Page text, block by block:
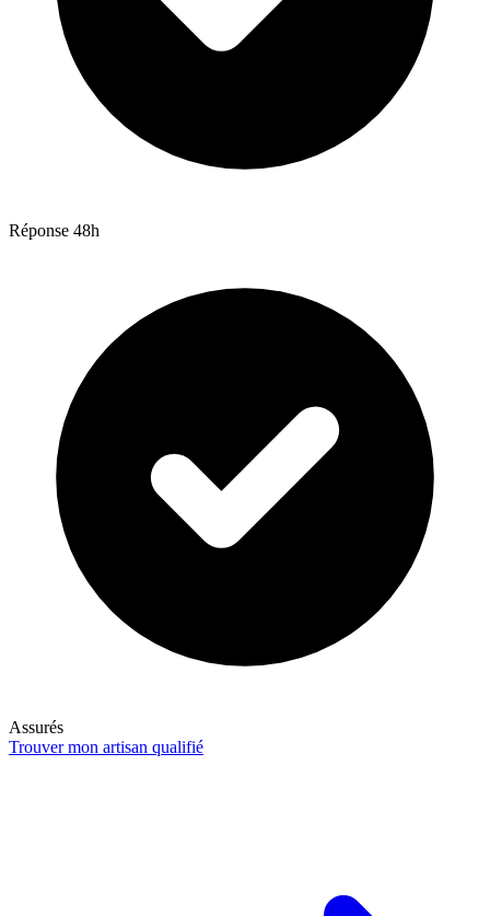
Réponse 48h
Assurés
Trouver mon artisan qualifié